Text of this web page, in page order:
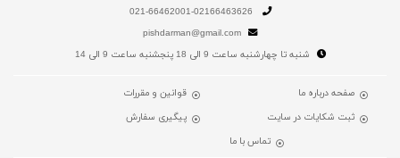
pishdarman@gmail.com
شنبه تا چهارشنبه ساعت 9 الی 18 پنجشنبه ساعت 9 الی 14
صفحه درباره ما
قوانین و مقررات
ثبت شکایات در سایت
پیگیری سفارش
تماس با ما